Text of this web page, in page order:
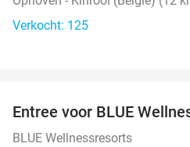
Verkocht: 125
Entree voor BLUE
BLUE Wellnessresorts